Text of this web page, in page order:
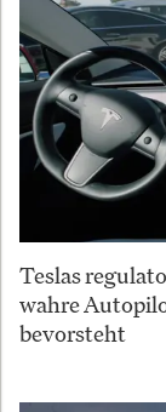
Teslas
wahre
bevorsteht